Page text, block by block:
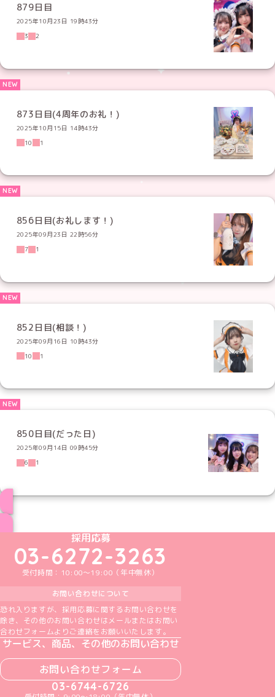
879日目
2025年10月23日 19時43分
3
2
873日目(4周年のお礼！)
2025年10月15日 14時43分
10
1
856日目(お礼します！)
2025年09月23日 22時56分
7
1
852日目(相談！)
2025年09月16日 10時43分
10
1
850日目(だった日)
2025年09月14日 09時45分
6
1
めいどりーみんTikTok公式アカウント
めいどりーみんX公式アカウント
めいどりーみんInstagram公式アカウント
めいどりーみんFacebook公式アカウン
めいどりーみんYouTube公式アカ
採用応募
03-6272-3263
受付時間：10:00～19:00（年中無休）
お問い合わせについて
恐れ入りますが、採用応募に関するお問い合わせを
除き、その他のお問い合わせはメールまたはお問い
合わせフォームよりご連絡をお願いいたします。
サービス、商品、その他のお問い合わせ
お問い合わせフォーム
03-6744-6726